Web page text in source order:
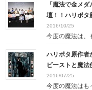
「魔法で金メ
壇！！ハリポタ
2016/10/25
今度の魔法は、
ハリポタ原作者
ビーストと魔法
2016/07/25
今度の魔法はも